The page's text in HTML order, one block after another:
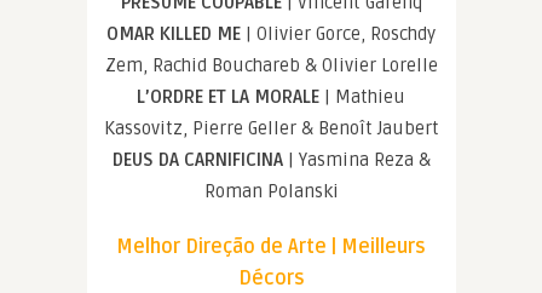
OMAR KILLED ME | Olivier Gorce, Roschdy
Zem, Rachid Bouchareb & Olivier Lorelle
L’ORDRE ET LA MORALE | Mathieu
Kassovitz, Pierre Geller & Benoît Jaubert
DEUS DA CARNIFICINA| Yasmina Reza &
Roman Polanski
Melhor Direção de Arte | Meilleurs
Décors